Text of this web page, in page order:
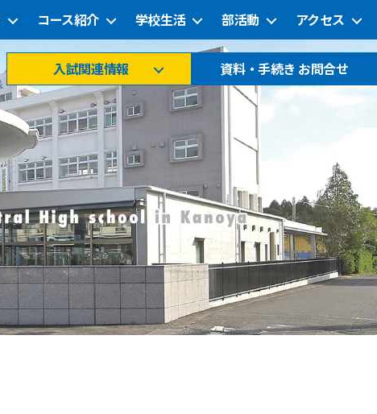
コース紹介 学校生活 部活動 アクセス
入試関連情報 資料・手続き お問合せ